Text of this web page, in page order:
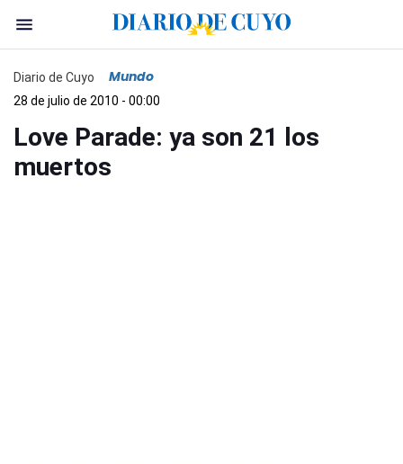
Diario de Cuyo Mundo
28 de julio de 2010 - 00:00
Love Parade: ya son 21 los
muertos